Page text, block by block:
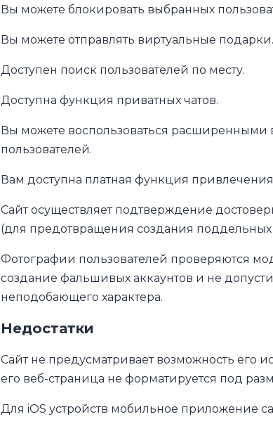
Вы можете блокировать выбранных
Вы можете отправлять виртуальные подарки.
Доступен поиск пользователей по месту.
Доступна функция приватных чатов.
Вы можете воспользоваться
пользователей.
Вам доступна платная функция
Сайт осуществляет подтверждение
(для предотвращения создания поддельных
Фотографии пользователей проверяются
создание фальшивых аккаунтов и не
неподобающего характера.
Недостатки
Сайт не предусматривает возможность его
его веб-страница не форматируется под
Для iOS устройств мобильное приложение